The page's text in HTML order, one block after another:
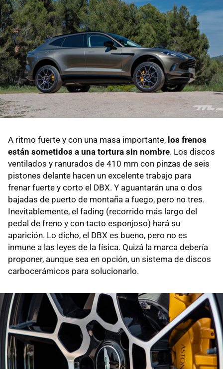
A ritmo fuerte y con una masa importante, los frenos
están sometidos a una tortura sin nombre. Los discos
ventilados y ranurados de 410 mm con pinzas de seis
pistones delante hacen un excelente trabajo para
frenar fuerte y corto el DBX. Y aguantarán una o dos
bajadas de puerto de montaña a fuego, pero no tres.
Inevitablemente, el fading (recorrido más largo del
pedal de freno y con tacto esponjoso) hará su
aparición. Lo dicho, el DBX es bueno, pero no es
inmune a las leyes de la física. Quizá la marca debería
proponer, aunque sea en opción, un sistema de discos
carbocerámicos para solucionarlo.